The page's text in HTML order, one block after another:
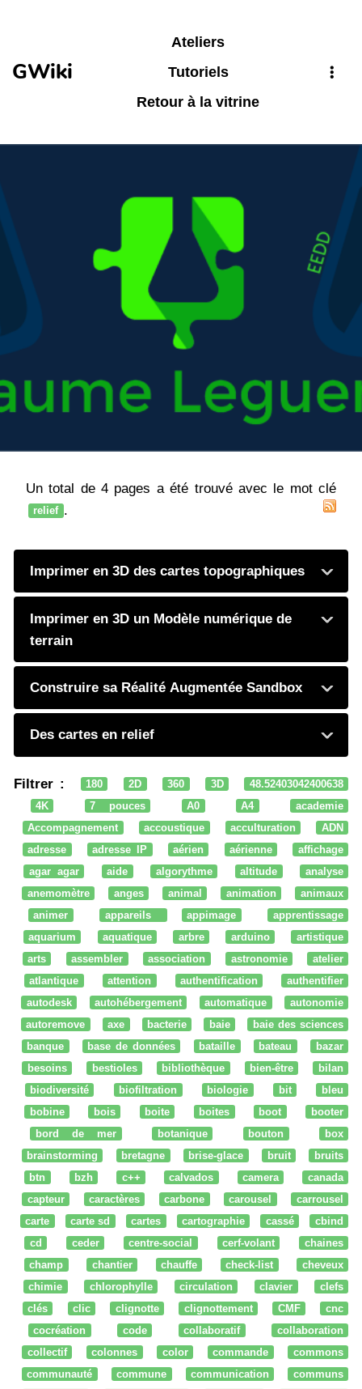
GWiki
Ateliers
Tutoriels
Retour à la vitrine
Un total de 4 pages a été trouvé avec le mot clé
relief .
Imprimer en 3D des cartes topographiques
Imprimer en 3D un Modèle numérique de
terrain
Construire sa Réalité Augmentée Sandbox
Des cartes en relief
Filtrer : 180 2D 360 3D
48.52403042400638
4K
7 pouces A0 A4
academie
Accompagnement
accoustique acculturation
ADN
adresse
adresse IP aérien aérienne
affichage
agar agar
aide algorythme altitude
analyse
anemomètre
anges animal animation
animaux
animer
appareils appimage
apprentissage
aquarium
aquatique arbre arduino
artistique
arts
assembler association astronomie
atelier
atlantique
attention authentification
authentifier
autodesk
autohébergement automatique
autonomie
autoremove
axe bacterie baie
baie des sciences
banque
base de données bataille bateau
bazar
besoins
bestioles bibliothèque bien-être
bilan
biodiversité
biofiltration biologie bit
bleu
bobine
bois boite boites boot
booter
bord de mer
botanique bouton
box
brainstorming
bretagne brise-glace bruit
bruits
btn
bzh c++ calvados camera
canada
capteur
caractères carbone carousel
carrousel
carte
carte sd cartes cartographie cassé
cbind
cd
ceder centre-social cerf-volant
chaines
champ
chantier chauffe check-list
cheveux
chimie
chlorophylle circulation clavier
clefs
clés
clic clignotte clignottement CMF
cnc
cocréation
code collaboratif
collaboration
collectif
colonnes color commande
commons
communauté
commune communication
communs